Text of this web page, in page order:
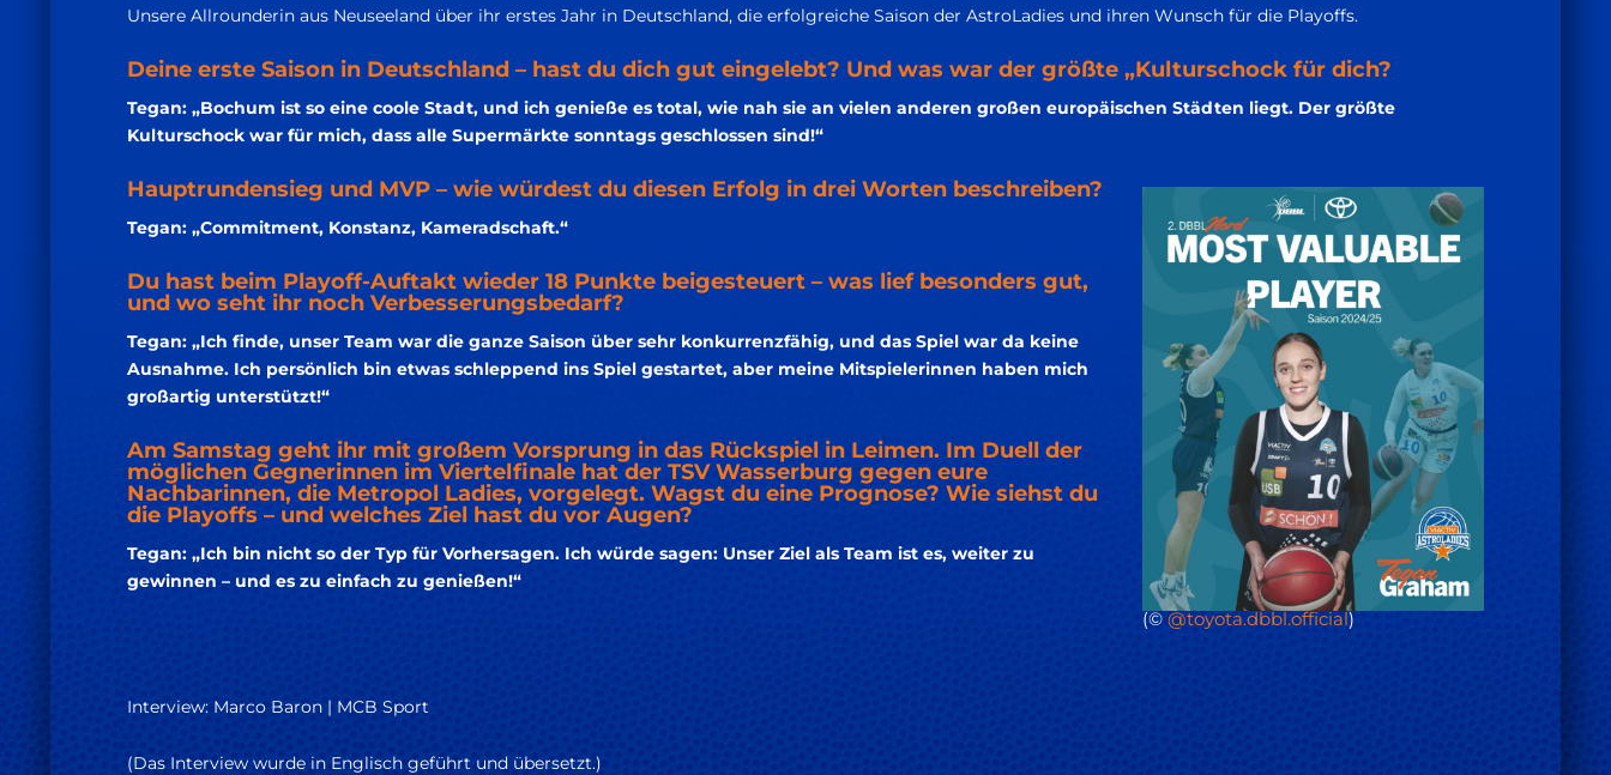
Unsere Allrounderin aus Neuseeland über ihr erstes Jahr in Deutschland, die erfolgreiche Saison der AstroLadies und ihren Wunsch für die Playoffs.
Deine erste Saison in Deutschland – hast du dich gut eingelebt? Und was war der größte „Kulturschock für dich?
Tegan: „Bochum ist so eine coole Stadt, und ich genieße es total, wie nah sie an vielen anderen großen europäischen Städten liegt. Der größte
Kulturschock war für mich, dass alle Supermärkte sonntags geschlossen sind!“
(© @toyota.dbbl.official)
Hauptrundensieg und MVP – wie würdest du diesen Erfolg in drei Worten beschreiben?
Tegan: „Commitment, Konstanz, Kameradschaft.“
Du hast beim Playoff-Auftakt wieder 18 Punkte beigesteuert – was lief besonders gut,
und wo seht ihr noch Verbesserungsbedarf?
Tegan: „Ich finde, unser Team war die ganze Saison über sehr konkurrenzfähig, und das Spiel war da keine
Ausnahme. Ich persönlich bin etwas schleppend ins Spiel gestartet, aber meine Mitspielerinnen haben mich
großartig unterstützt!“
Am Samstag geht ihr mit großem Vorsprung in das Rückspiel in Leimen. Im Duell der
möglichen Gegnerinnen im Viertelfinale hat der TSV Wasserburg gegen eure
Nachbarinnen, die Metropol Ladies, vorgelegt. Wagst du eine Prognose? Wie siehst du
die Playoffs – und welches Ziel hast du vor Augen?
Tegan: „Ich bin nicht so der Typ für Vorhersagen. Ich würde sagen: Unser Ziel als Team ist es, weiter zu
gewinnen – und es zu einfach zu genießen!“
Interview: Marco Baron | MCB Sport
(Das Interview wurde in Englisch geführt und übersetzt.)